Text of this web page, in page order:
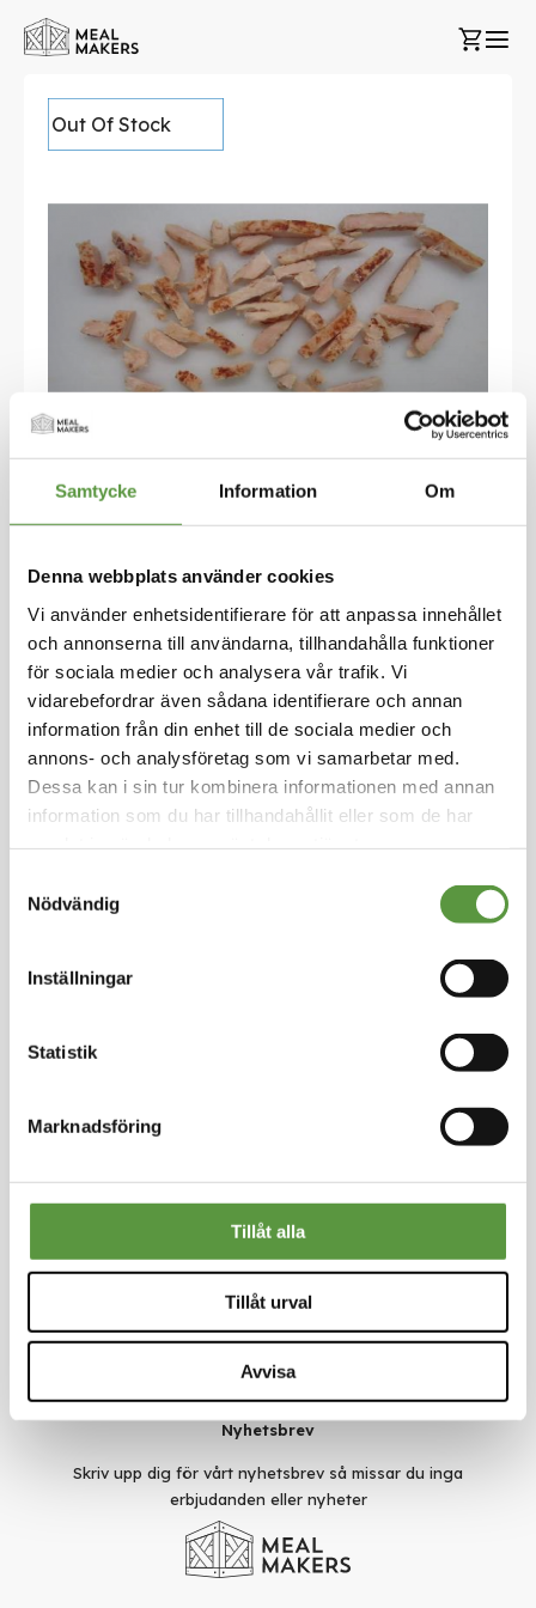
Samtycke Information Om
Denna webbplats använder cookies
Vi använder enhetsidentifierare för att anpassa innehållet
och annonserna till användarna, tillhandahålla funktioner
för sociala medier och analysera vår trafik. Vi
vidarebefordrar även sådana identifierare och annan
information från din enhet till de sociala medier och
annons- och analysföretag som vi samarbetar med.
Dessa kan i sin tur kombinera informationen med annan
information som du har tillhandahållit eller som de har
Nödvändig
Inställningar
Statistik
Marknadsföring
Tillåt alla
Tillåt urval
Avvisa
Hoppa
Min
Stekt strimlad kyckling
file 10kg
Logga in för att handla
Kyckling av premium kvalite till sallad mm.
Fryst
Helpall - 57st - 570Kg
0 Partier kvar
till
Out Of Stock
till
början
bildgalleriet
Nyhetsbrev
Skriv upp dig för vårt nyhetsbrev så missar du inga
erbjudanden eller nyheter
Om oss
Nyheter
Rädda mat
Smarta val
Användarvillkor
Sekretesspolicy
451 30 Uddevalla
kundservice@mealmakers.se
Org.nr. 559173-1277